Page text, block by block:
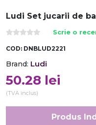
Ludi Set jucarii de
Scrie o
COD: DNBLUD2221
Brand: Ludi
50.28 lei
(TVA inclus)
Produs